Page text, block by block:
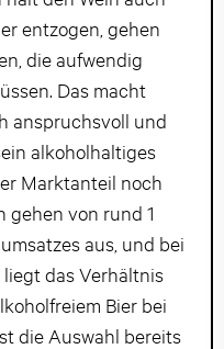
entzogen, gehen
die aufwendig
Das macht
anspruchsvoll und
alkoholhaltiges
Marktanteil noch
gehen von rund 1
aus, und bei
das Verhältnis
Bier bei
die Auswahl bereits